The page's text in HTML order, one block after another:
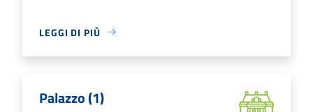
LEGGI DI PIÙ
Palazzo (1)